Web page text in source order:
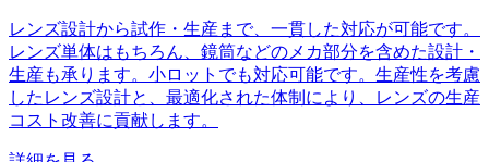
レンズ設計から試作・生産まで、一貫した対応が可能です。
レンズ単体はもちろん、鏡筒などのメカ部分を含めた設計・
生産も承ります。小ロットでも対応可能です。生産性を考慮
したレンズ設計と、最適化された体制により、レンズの生産
コスト改善に貢献します。